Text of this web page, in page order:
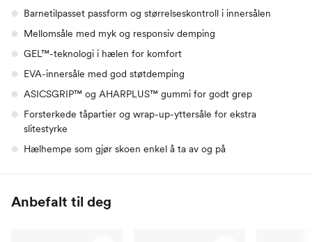
Barnetilpasset passform og størrelseskontroll i innersålen
Mellomsåle med myk og responsiv demping
GEL™-teknologi i hælen for komfort
EVA-innersåle med god støtdemping
ASICSGRIP™ og AHARPLUS™ gummi for godt grep
Forsterkede tåpartier og wrap-up-yttersåle for ekstra
slitestyrke
Hælhempe som gjør skoen enkel å ta av og på
Anbefalt til deg